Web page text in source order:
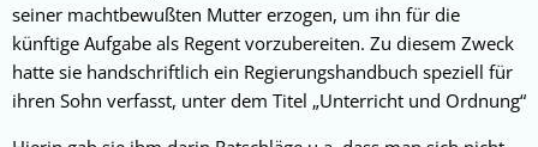
seiner machtbewußten Mutter erzogen, um ihn für die
künftige Aufgabe als Regent vorzubereiten. Zu diesem Zweck
hatte sie handschriftlich ein Regierungshandbuch speziell für
ihren Sohn verfasst, unter dem Titel „Unterricht und Ordnung“